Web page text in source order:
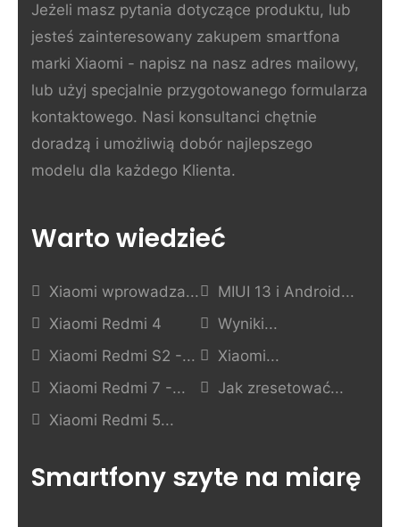
Jeżeli masz pytania dotyczące produktu, lub
jesteś zainteresowany zakupem smartfona
marki Xiaomi - napisz na nasz adres mailowy,
lub użyj specjalnie przygotowanego formularza
kontaktowego. Nasi konsultanci chętnie
doradzą i umożliwią dobór najlepszego
modelu dla każdego Klienta.
Warto wiedzieć
Xiaomi wprowadza...
MIUI 13 i Android...
Xiaomi Redmi 4
Wyniki...
Xiaomi Redmi S2 -...
Xiaomi...
Xiaomi Redmi 7 -...
Jak zresetować...
Xiaomi Redmi 5...
Smartfony szyte na miarę